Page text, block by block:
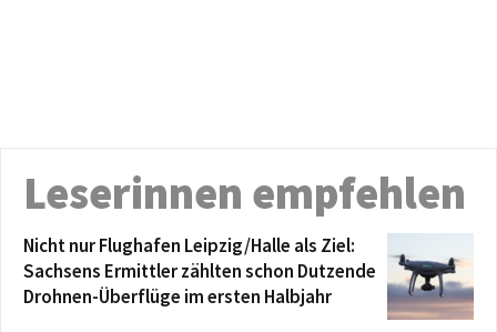
Leserinnen empfehlen
Nicht nur Flughafen Leipzig/Halle als Ziel:
Sachsens Ermittler zählten schon Dutzende
Drohnen-Überflüge im ersten Halbjahr